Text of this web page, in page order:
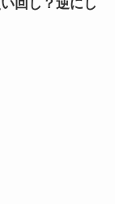
回し？逆にし